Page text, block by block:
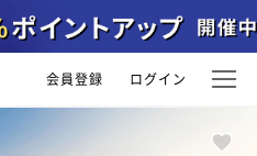
会員登録 ログイン